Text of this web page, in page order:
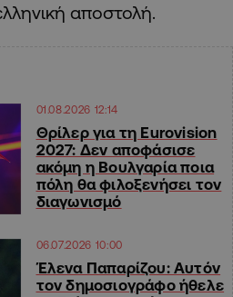
αποστολή.
01.08.2026 12:14
Θρίλερ για τη Eurovision
2027: Δεν αποφάσισε
ακόμη η Βουλγαρία ποια
πόλη θα φιλοξενήσει τον
διαγωνισμό
06.07.2026 10:00
Έλενα Παπαρίζου: Αυτόν
τον δημοσιογράφο ήθελε